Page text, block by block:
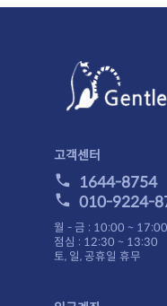
고객센터
1644-8754
010-9224-
월 - 금 : 10:00 ~ 17:00
점심 : 12:30 ~ 13:30
토, 일, 공휴일 휴무